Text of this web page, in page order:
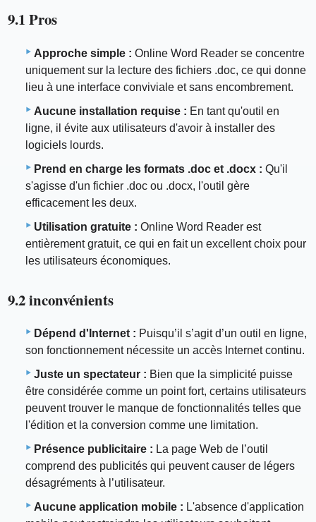
9.1 Pros
Approche simple : Online Word Reader se concentre
uniquement sur la lecture des fichiers .doc, ce qui donne
lieu à une interface conviviale et sans encombrement.
Aucune installation requise : En tant qu'outil en
ligne, il évite aux utilisateurs d'avoir à installer des
logiciels lourds.
Prend en charge les formats .doc et .docx : Qu'il
s'agisse d'un fichier .doc ou .docx, l'outil gère
efficacement les deux.
Utilisation gratuite : Online Word Reader est
entièrement gratuit, ce qui en fait un excellent choix pour
les utilisateurs économiques.
9.2 inconvénients
Dépend d'Internet : Puisqu’il s’agit d’un outil en ligne,
son fonctionnement nécessite un accès Internet continu.
Juste un spectateur : Bien que la simplicité puisse
être considérée comme un point fort, certains utilisateurs
peuvent trouver le manque de fonctionnalités telles que
l'édition et la conversion comme une limitation.
Présence publicitaire : La page Web de l’outil
comprend des publicités qui peuvent causer de légers
désagréments à l’utilisateur.
Aucune application mobile : L'absence d'application